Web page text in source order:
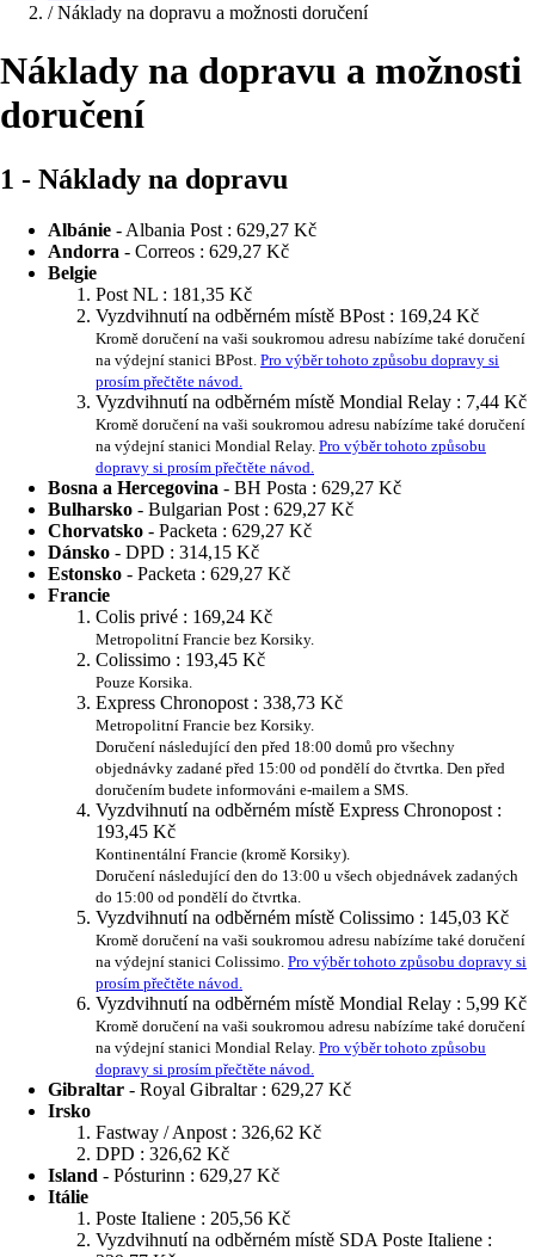
/ Náklady na dopravu a možnosti doručení
Náklady na dopravu a možnosti
doručení
1 - Náklady na dopravu
Albánie - Albania Post : 629,27 Kč
Andorra - Correos : 629,27 Kč
Belgie
Post NL : 181,35 Kč
Vyzdvihnutí na odběrném místě BPost : 169,24 Kč
Kromě doručení na vaši soukromou adresu nabízíme také doručení
na výdejní stanici BPost. Pro výběr tohoto způsobu dopravy si
prosím přečtěte návod.
Vyzdvihnutí na odběrném místě Mondial Relay : 7,44 Kč
Kromě doručení na vaši soukromou adresu nabízíme také doručení
na výdejní stanici Mondial Relay. Pro výběr tohoto způsobu
dopravy si prosím přečtěte návod.
Bosna a Hercegovina - BH Posta : 629,27 Kč
Bulharsko - Bulgarian Post : 629,27 Kč
Chorvatsko - Packeta : 629,27 Kč
Dánsko - DPD : 314,15 Kč
Estonsko - Packeta : 629,27 Kč
Francie
Colis privé : 169,24 Kč
Metropolitní Francie bez Korsiky.
Colissimo : 193,45 Kč
Pouze Korsika.
Express Chronopost : 338,73 Kč
Metropolitní Francie bez Korsiky.
Doručení následující den před 18:00 domů pro všechny
objednávky zadané před 15:00 od pondělí do čtvrtka. Den před
doručením budete informováni e-mailem a SMS.
Vyzdvihnutí na odběrném místě Express Chronopost :
193,45 Kč
Kontinentální Francie (kromě Korsiky).
Doručení následující den do 13:00 u všech objednávek zadaných
do 15:00 od pondělí do čtvrtka.
Vyzdvihnutí na odběrném místě Colissimo : 145,03 Kč
Kromě doručení na vaši soukromou adresu nabízíme také doručení
na výdejní stanici Colissimo. Pro výběr tohoto způsobu dopravy si
prosím přečtěte návod.
Vyzdvihnutí na odběrném místě Mondial Relay : 5,99 Kč
Kromě doručení na vaši soukromou adresu nabízíme také doručení
na výdejní stanici Mondial Relay. Pro výběr tohoto způsobu
dopravy si prosím přečtěte návod.
Gibraltar - Royal Gibraltar : 629,27 Kč
Irsko
Fastway / Anpost : 326,62 Kč
DPD : 326,62 Kč
Island - Pósturinn : 629,27 Kč
Itálie
Poste Italiene : 205,56 Kč
Vyzdvihnutí na odběrném místě SDA Poste Italiene :